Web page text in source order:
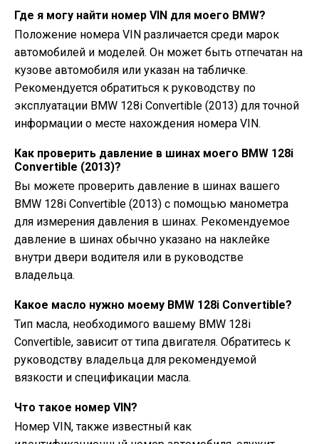
Где я могу найти номер VIN для моего BMW?
Положение номера VIN различается среди марок
автомобилей и моделей. Он может быть отпечатан на
кузове автомобиля или указан на табличке.
Рекомендуется обратиться к руководству по
эксплуатации BMW 128i Convertible (2013) для точной
информации о месте нахождения номера VIN.
Как проверить давление в шинах моего BMW 128i
Convertible (2013)?
Вы можете проверить давление в шинах вашего
BMW 128i Convertible (2013) с помощью манометра
для измерения давления в шинах. Рекомендуемое
давление в шинах обычно указано на наклейке
внутри двери водителя или в руководстве
владельца.
Какое масло нужно моему BMW 128i Convertible?
Тип масла, необходимого вашему BMW 128i
Convertible, зависит от типа двигателя. Обратитесь к
руководству владельца для рекомендуемой
вязкости и спецификации масла.
Что такое номер VIN?
Номер VIN, также известный как